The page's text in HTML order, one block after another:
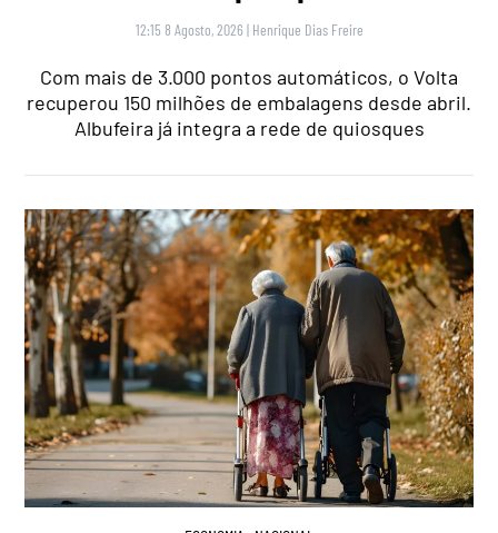
12:15 8 Agosto, 2026 | Henrique Dias Freire
Com mais de 3.000 pontos automáticos, o Volta
recuperou 150 milhões de embalagens desde abril.
Albufeira já integra a rede de quiosques